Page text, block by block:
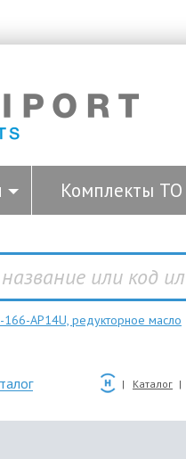
Комплекты ТО
166-AP14U, редукторное масло
Каталог